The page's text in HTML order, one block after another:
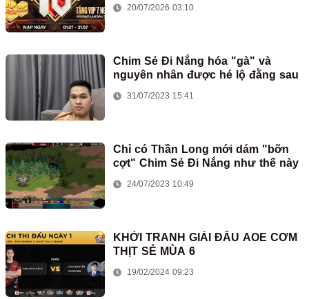
20/07/2026 03:10
Chim Sẻ Đi Nắng hóa "gà" và
nguyên nhân được hé lộ đằng sau
31/07/2023 15:41
Chỉ có Thần Long mới dám "bỡn
cợt" Chim Sẻ Đi Nắng như thế này
24/07/2023 10:49
KHỞI TRANH GIẢI ĐẤU AOE CƠM
THỊT SẺ MÙA 6
19/02/2024 09:23